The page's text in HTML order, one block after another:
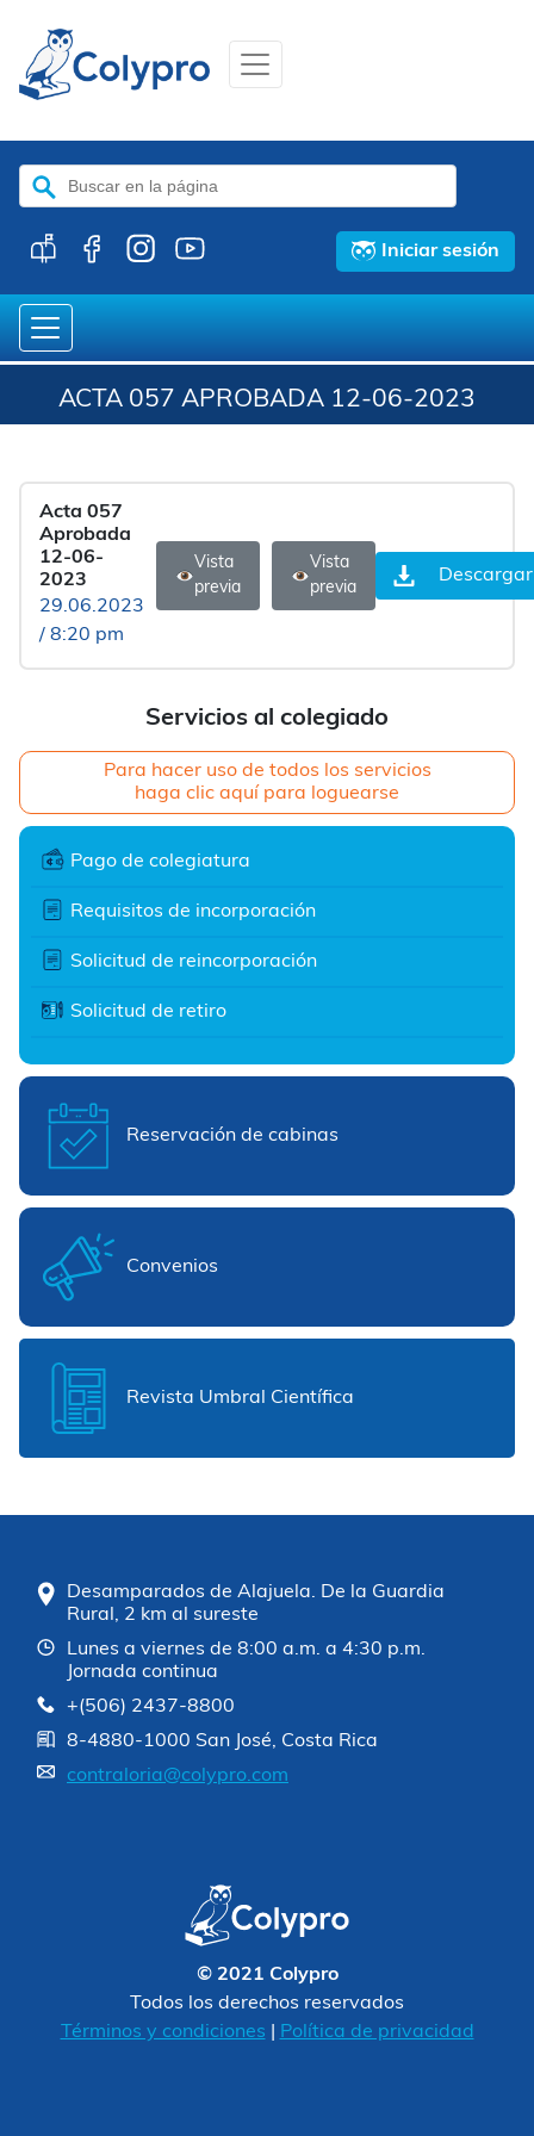
Buscar:
Iniciar sesión
ACTA 057 APROBADA 12-06-2023
Servicios al colegiado
Para hacer uso de todos los servicios
haga clic aquí para loguearse
Pago de colegiatura
Requisitos de incorporación
Solicitud de reincorporación
Solicitud de retiro
Reservación de cabinas
Convenios
Revista Umbral Científica
Acta 057
Aprobada
12-06-
2023
29.06.2023
/ 8:20 pm
Vista
previa
Vista
previa
Descargar
Desamparados de Alajuela. De la Guardia
Rural, 2 km al sureste
Lunes a viernes de 8:00 a.m. a 4:30 p.m.
Jornada continua
+(506) 2437-8800
8-4880-1000 San José, Costa Rica
contraloria@colypro.com
© 2021 Colypro
Todos los derechos reservados
Términos y condiciones
Política de privacidad